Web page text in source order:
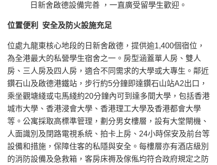
日新舍啟德設備完善 ，一直廣受留學生歡迎。
位置便利 安全及防火設施充足
位處九龍東核心地段的日新舍啟德，提供逾1,400個宿位，
為全港最大的私營學生宿舍之一。房型涵蓋單人房、雙人
房、三人房及四人房，適合不同需求的大學或大專生。鄰近
鑽石山及啟德港鐵站，步行約5分鐘即達鑽石山站A2出口，
乘坐觀塘綫或屯馬綫約20分鐘內可到達多間大學，包括香港
城市大學、香港浸會大學、香港理工大學及香港都會大學
等。公寓採取高標準管理，劃分男女樓層，設有大堂閘機、
人面識別及閉路電視系統、拍卡上房、24小時保安及前台等
設備和措施，保障住客的私隱與安全。每樓層亦有酒店級別
的消防設備及急救箱，客房床褥及傢俬均符合政府規定之防